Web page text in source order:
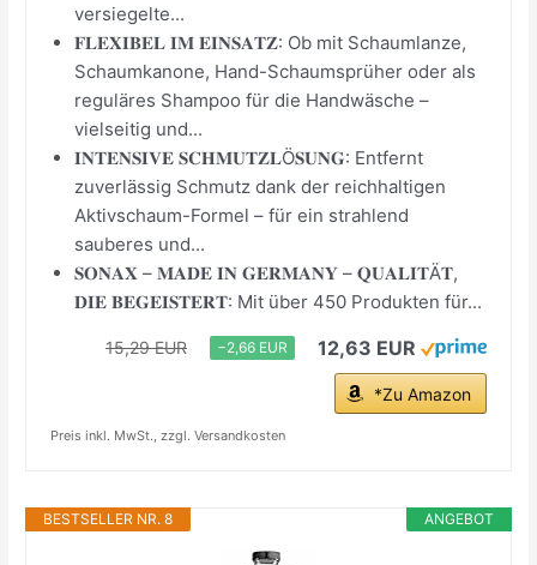
versiegelte...
𝐅𝐋𝐄𝐗𝐈𝐁𝐄𝐋 𝐈𝐌 𝐄𝐈𝐍𝐒𝐀𝐓𝐙: Ob mit Schaumlanze,
Schaumkanone, Hand-Schaumsprüher oder als
reguläres Shampoo für die Handwäsche –
vielseitig und...
𝐈𝐍𝐓𝐄𝐍𝐒𝐈𝐕𝐄 𝐒𝐂𝐇𝐌𝐔𝐓𝐙𝐋Ö𝐒𝐔𝐍𝐆: Entfernt
zuverlässig Schmutz dank der reichhaltigen
Aktivschaum-Formel – für ein strahlend
sauberes und...
𝐒𝐎𝐍𝐀𝐗 – 𝐌𝐀𝐃𝐄 𝐈𝐍 𝐆𝐄𝐑𝐌𝐀𝐍𝐘 – 𝐐𝐔𝐀𝐋𝐈𝐓Ä𝐓,
𝐃𝐈𝐄 𝐁𝐄𝐆𝐄𝐈𝐒𝐓𝐄𝐑𝐓: Mit über 450 Produkten für...
15,29 EUR −2,66 EUR 12,63 EUR
*Zu Amazon
Preis inkl. MwSt., zzgl. Versandkosten
ANGEBOT
BESTSELLER NR. 8